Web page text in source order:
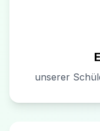
unserer